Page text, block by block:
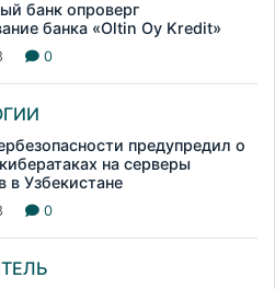
банк опроверг
банка «Oltin Oy Kredit»
0
предупредил о
на серверы
в Узбекистане
0